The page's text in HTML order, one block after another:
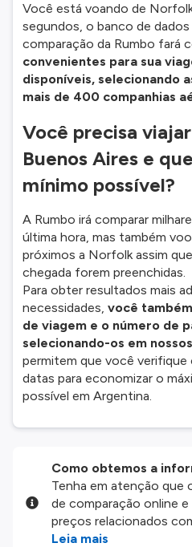
Você está voando de
segundos, o banco de
comparação da Rumbo fará
convenientes para sua
disponíveis, selecionando
mais de 400 companhias
Você precisa
Buenos Aires e
mínimo possível?
A Rumbo irá comparar
última hora, mas também
próximos a Norfolk assim
chegada forem preenchidas.
Para obter resultados mais
necessidades, você
de viagem e o número de
selecionando-os em
permitem que você
datas para economizar o
possível em Argentina.
Como obtemos a
Tenha em atenção que
de comparação online
preços relacionados
produtos disponíveis no
Leia mais